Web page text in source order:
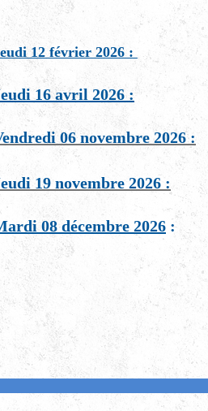
12 février 2026 :
16 avril 2026 :
06 novembre 2026 :
19 novembre 2026 :
08 décembre 2026 :